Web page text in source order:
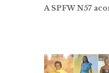
A SPFW N57